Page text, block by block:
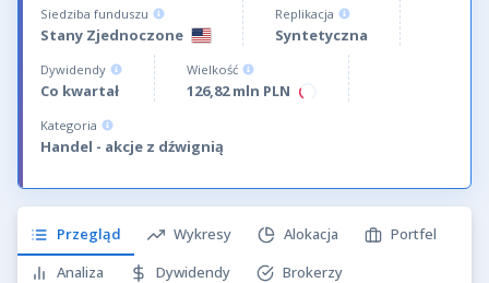
Siedziba funduszu
Stany Zjednoczone
Replikacja
Syntetyczna
Dywidendy
Co kwartał
Wielkość
126,82 mln PLN
Kategoria
Handel - akcje z dźwignią
Przegląd Wykresy Alokacja
Portfel
Analiza
Dywidendy
Brokerzy